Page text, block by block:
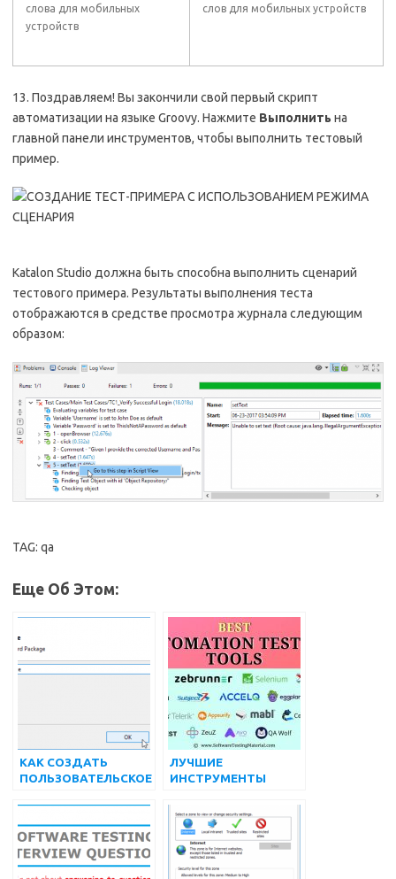
слова для мобильных
устройств
слов для мобильных устройств
13. Поздравляем! Вы закончили свой первый скрипт
автоматизации на языке Groovy. Нажмите Выполнить на
главной панели инструментов, чтобы выполнить тестовый
пример.
Katalon Studio должна быть способна выполнить сценарий
тестового примера. Результаты выполнения теста
отображаются в средстве просмотра журнала следующим
образом:
TAG: qa
Еще Об Этом:
КАК СОЗДАТЬ
ПОЛЬЗОВАТЕЛЬСКОЕ
KATALON STUDIO |
МАТЕРИАЛ ДЛЯ
ТЕСТИРОВАНИЯ
ПРОГРАММНОГО
ОБЕСПЕЧЕНИЯ
ЛУЧШИЕ
ИНСТРУМЕНТЫ
НОГО
ТЕСТИРОВАНИЯ
(БЕСПЛАТНЫЕ И
ПЛАТНЫЕ) | август
2022 г.